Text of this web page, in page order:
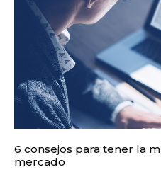
6 consejos para tener la
mercado